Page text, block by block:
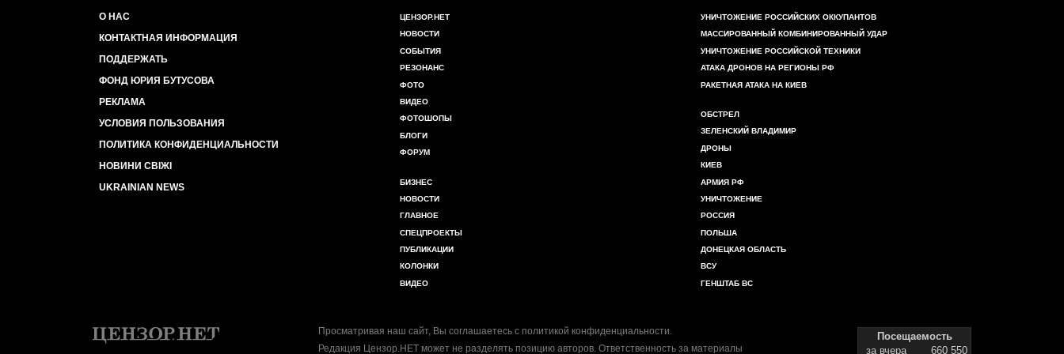
О НАС
КОНТАКТНАЯ ИНФОРМАЦИЯ
ПОДДЕРЖАТЬ
ФОНД ЮРИЯ БУТУСОВА
РЕКЛАМА
УСЛОВИЯ ПОЛЬЗОВАНИЯ
ПОЛИТИКА КОНФИДЕНЦИАЛЬНОСТИ
НОВИНИ СВІЖІ
UKRAINIAN NEWS
ЦЕНЗОР.НЕТ
НОВОСТИ
СОБЫТИЯ
РЕЗОНАНС
ФОТО
ВИДЕО
ФОТОШОПЫ
БЛОГИ
ФОРУМ
БИЗНЕС
НОВОСТИ
ГЛАВНОЕ
СПЕЦПРОЕКТЫ
ПУБЛИКАЦИИ
КОЛОНКИ
ВИДЕО
УНИЧТОЖЕНИЕ РОССИЙСКИХ ОККУПАНТОВ
МАССИРОВАННЫЙ КОМБИНИРОВАННЫЙ УДАР
УНИЧТОЖЕНИЕ РОССИЙСКОЙ ТЕХНИКИ
АТАКА ДРОНОВ НА РЕГИОНЫ РФ
РАКЕТНАЯ АТАКА НА КИЕВ
ОБСТРЕЛ
ЗЕЛЕНСКИЙ ВЛАДИМИР
ДРОНЫ
КИЕВ
АРМИЯ РФ
УНИЧТОЖЕНИЕ
РОССИЯ
ПОЛЬША
ДОНЕЦКАЯ ОБЛАСТЬ
ВСУ
ГЕНШТАБ ВС
Просматривая наш сайт, Вы соглашаетесь с политикой конфиденциальности.
Редакция Цензор.НЕТ может не разделять позицию авторов. Ответственность за материалы
Посещаемость
за вчера
660 550